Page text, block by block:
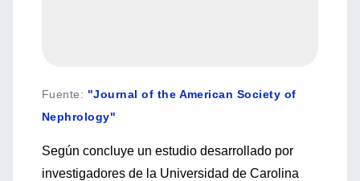
Fuente: "Journal of the American Society of
Nephrology"
Según concluye un estudio desarrollado por
investigadores de la Universidad de Carolina